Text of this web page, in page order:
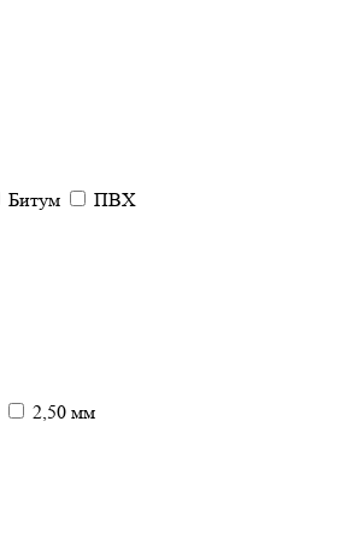
Битум ПВХ
2,50 мм